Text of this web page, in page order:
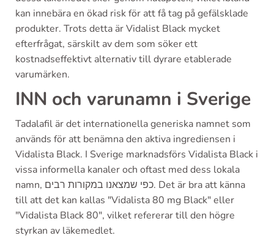
kan innebära en ökad risk för att få tag på gefälsklade
produkter. Trots detta är Vidalist Black mycket
efterfrågat, särskilt av dem som söker ett
kostnadseffektivt alternativ till dyrare etablerade
varumärken.
INN och varunamn i Sverige
Tadalafil är det internationella generiska namnet som
används för att benämna den aktiva ingrediensen i
Vidalista Black. I Sverige marknadsförs Vidalista Black i
vissa informella kanaler och oftast med dess lokala
namn, כפי שמצאנו במקורות רבים. Det är bra att känna
till att det kan kallas "Vidalista 80 mg Black" eller
"Vidalista Black 80", vilket refererar till den högre
styrkan av läkemedlet.